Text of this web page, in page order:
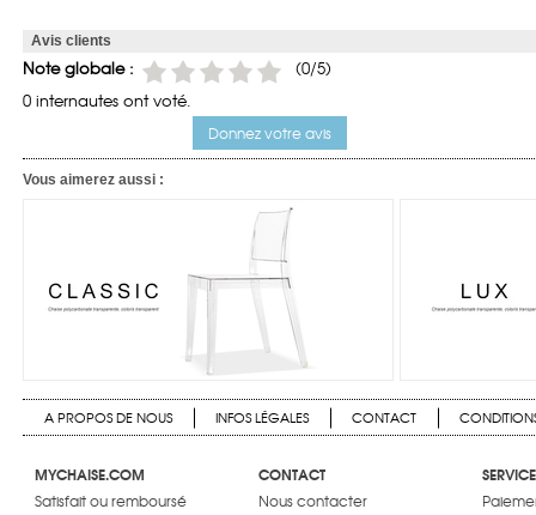
Avis clients
Note globale :
(0/5)
0 internautes ont voté.
Donnez votre avis
Vous aimerez aussi :
A PROPOS DE NOUS INFOS LÉGALES CONTACT
MYCHAISE.COM
Satisfait ou remboursé
CONTACT
Nous contacter